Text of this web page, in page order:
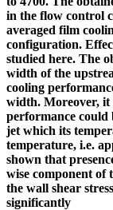
in the flow control
averaged film
configuration.
studied here. The
width of the
cooling
width. Moreover, it
performance could
jet which its
temperature, i.e.
shown that
wise component of
the wall shear
significantly